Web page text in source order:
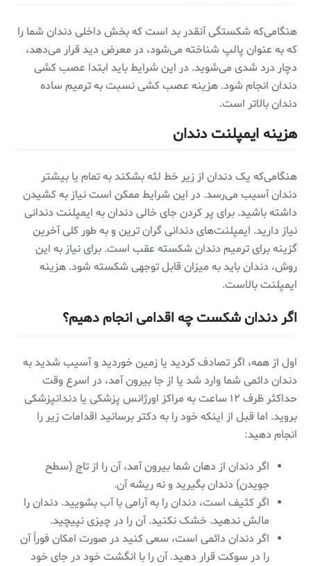
هنگامی‌که شکستگی آنقدر بد است که بخش داخلی دندان شما را
که به عنوان پالپ شناخته می‌شود، در معرض دید قرار می‌دهد،
دچار درد شدی می‌شوید. در این شرایط باید ابتدا عصب کشی
دندان انجام شود. هزینه عصب کشی نسبت به ترمیم ساده
دندان بالاتر است.
هزینه ایمپلنت دندان
هنگامی‌که یک دندان از زیر خط لثه بشکند به تمام یا بیشتر
دندان آسیب می‌رسد. در این شرایط ممکن است نیاز به کشیدن
داشته باشید. برای پر کردن جای خالی دندان به ایمپلنت دندانی
نیاز دارید. ایمپلنت‌های دندانی گران ترین و به طور کلی آخرین
گزینه برای ترمیم دندان شکسته عقب است. برای نیاز به این
روش، دندان باید به میزان قابل توجهی شکسته شود. هزینه
ایمپلنت بالاست.
اگر دندان شکست چه اقدامی ‌انجام دهیم؟
اول از همه، اگر تصادف کردید یا زمین خوردید و آسیب شدید به
دندان دائمی‌ شما وارد شد یا از جا بیرون آمد، در اسرع وقت
حداکثر ظرف ۱۲ ساعت به مراکز اورژانس پزشکی یا دندانپزشکی
بروید. اما قبل از اینکه خود را به دکتر برسانید اقدامات زیر را
انجام دهید:
اگر دندان از دهان شما بیرون آمد، آن را از تاج (سطح
جویدن) دندان بگیرید و نه ریشه آن.
اگر کثیف است، دندان را به آرامی ‌با آب بشویید. دندان را
مالش ندهید. خشک نکنید. آن را در چیزی نپیچید.
اگر دندان دائمی ‌است، سعی کنید در صورت امکان فوراً آن
را در سوکت قرار دهید. آن را با انگشت خود در جای خود